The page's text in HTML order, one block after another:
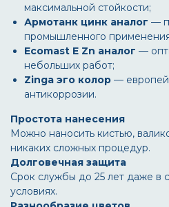
максимальной стойкости;
Армотанк цинк аналог —
промышленного
Ecomast E Zn аналог —
небольших работ;
Zinga эго колор —
антикоррозии.
Простота нанесения
Можно наносить кистью,
никаких сложных процедур.
Долговечная защита
Срок службы до 25 лет даже в
условиях.